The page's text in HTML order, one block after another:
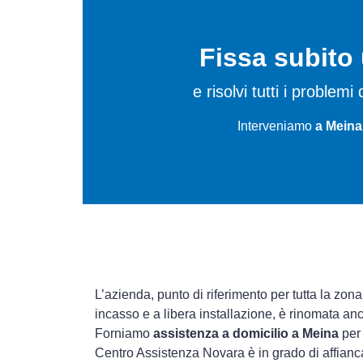
Fissa subito
e risolvi tutti i problemi
Interveniamo a
L’azienda, punto di riferimento per tutta la
incasso e a libera installazione, è rinomata
Forniamo assistenza a domicilio a Meina
Centro Assistenza Novara è in grado di